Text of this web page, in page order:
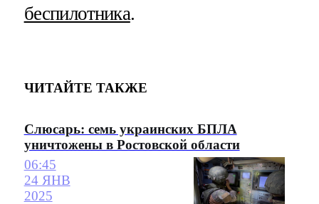
беспилотника.
ЧИТАЙТЕ ТАКЖЕ
Слюсарь: семь украинских БПЛА
уничтожены в Ростовской области
06:45
24 ЯНВ
2025